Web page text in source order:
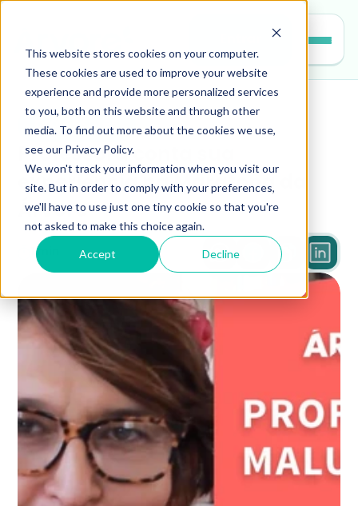
This website stores cookies on your computer.
These cookies are used to improve your website
experience and provide more personalized services
to you, both on this website and through other
media. To find out more about the cookies we use,
see our Privacy Policy.
We won't track your information when you visit our
site. But in order to comply with your preferences,
we'll have to use just one tiny cookie so that you're
not asked to make this choice again.
Accept Decline
professores
Professora conta sua
experiência na Maratona da
Árvore
1 min